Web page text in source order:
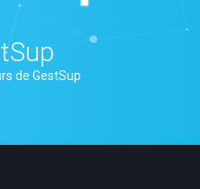
de GestSup